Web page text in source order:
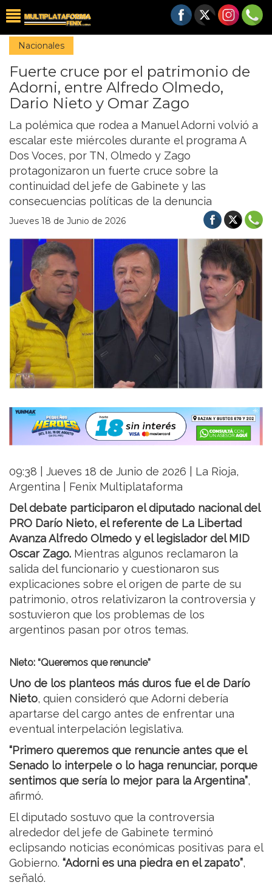
Nacionales
Fuerte cruce por el patrimonio de
Adorni, entre Alfredo Olmedo,
Dario Nieto y Omar Zago
La polémica que rodea a Manuel Adorni volvió a
escalar este miércoles durante el programa A
Dos Voces, por TN, Olmedo y Zago
protagonizaron un fuerte cruce sobre la
continuidad del jefe de Gabinete y las
consecuencias políticas de la denuncia
Jueves 18 de Junio de 2026
09:38 | Jueves 18 de Junio de 2026 | La Rioja,
Argentina | Fenix Multiplataforma
Del debate participaron el diputado nacional del
PRO Darío Nieto, el referente de La Libertad
Avanza Alfredo Olmedo y el legislador del MID
Oscar Zago. Mientras algunos reclamaron la
salida del funcionario y cuestionaron sus
explicaciones sobre el origen de parte de su
patrimonio, otros relativizaron la controversia y
sostuvieron que los problemas de los
argentinos pasan por otros temas.
Nieto: “Queremos que renuncie”
Uno de los planteos más duros fue el de Darío
Nieto, quien consideró que Adorni debería
apartarse del cargo antes de enfrentar una
eventual interpelación legislativa.
“Primero queremos que renuncie antes que el
Senado lo interpele o lo haga renunciar, porque
sentimos que sería lo mejor para la Argentina”,
afirmó.
El diputado sostuvo que la controversia
alrededor del jefe de Gabinete terminó
eclipsando noticias económicas positivas para el
Gobierno. “Adorni es una piedra en el zapato”,
señaló.